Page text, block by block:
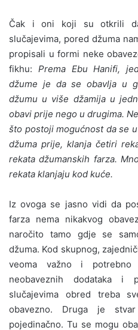
Čak i oni koji su otkrili
slučajevima, pored džuma
propisali u formi neke
fikhu: Prema Ebu Hanifi,
džume je da se obavlja u
džumu u više džamija u
obavi prije nego u drugima.
što postoji mogućnost da se
džuma prije, klanja četiri
rekata džumanskih farza.
rekata klanjaju kod kuće.
Iz ovoga se jasno vidi da
farza nema nikakvog
naročito tamo gdje se
džuma. Kod skupnog,
veoma važno i
neobaveznih dodataka i
slučajevima obred treba
obavezno. Druga je
pojedinačno. Tu se mogu